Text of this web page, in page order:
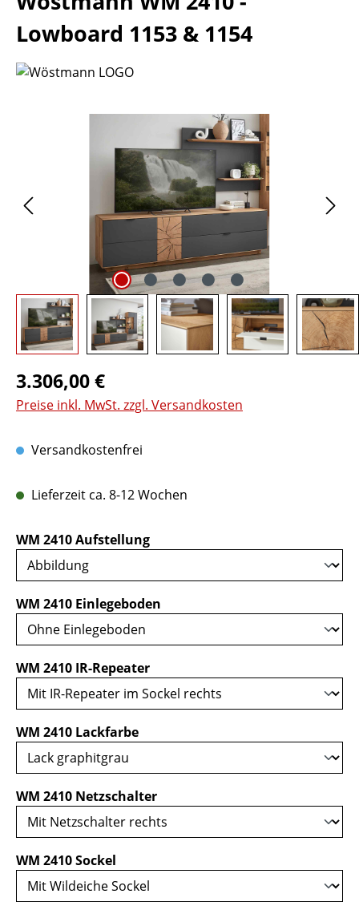
Lowboard 1153 & 1154
Regulärer Preis:
3.306,00 €
Preise inkl. MwSt. zzgl. Versandkosten
Versandkostenfrei
Lieferzeit ca. 8-12 Wochen
WM 2410 Aufstellungauswählen
WM 2410 Einlegeboden
WM 2410 IR-Repeaterauswählen
WM 2410 Lackfarbeauswählen
WM 2410 Netzschalterauswählen
WM 2410 Sockel